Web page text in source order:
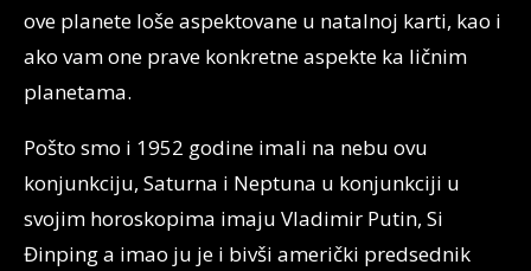
ove planete loše aspektovane u natalnoj karti, kao i
ako vam one prave konkretne aspekte ka ličnim
planetama.
Pošto smo i 1952 godine imali na nebu ovu
konjunkciju, Saturna i Neptuna u konjunkciji u
svojim horoskopima imaju Vladimir Putin, Si
Đinping a imao ju je i bivši američki predsednik